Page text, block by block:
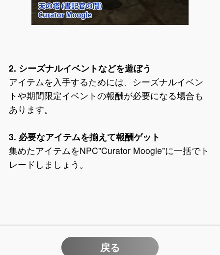
2. シーズナルイベントなどを遊ぼう
アイテムを入手するためには、シーズナルイベン
トや期間限定イベントの報酬が必要になる場合も
あります。
3. 必要なアイテムを揃えて報酬ゲット
集めたアイテムをNPC”Curator Moogle”に一括でト
レードしましょう。
戻る